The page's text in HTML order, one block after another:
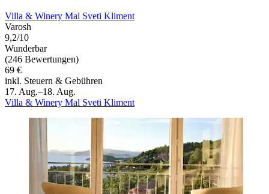
Villa & Winery Mal Sveti Kliment
Varosh
9,2/10
Wunderbar
(246 Bewertungen)
69 €
inkl. Steuern & Gebühren
17. Aug.–18. Aug.
Villa & Winery Mal Sveti Kliment